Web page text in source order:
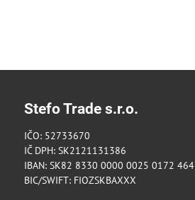
Stefo Trade s.r.o.
IČO: 52733670
IČ DPH: SK2121131386
IBAN: SK82 8330 0000 0025 0172
BIC/SWIFT: FIOZSKBAXXX